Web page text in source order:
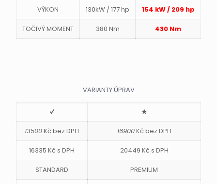
VÝKON 130kW / 177 hp 154 kW / 209 hp
TOČIVÝ MOMENT 380 Nm 430 Nm
VARIANTY ÚPRAV
13500Kč bez DPH 16900Kč bez DPH
16335 Kč s DPH 20449 Kč s DPH
STANDARD PREMIUM